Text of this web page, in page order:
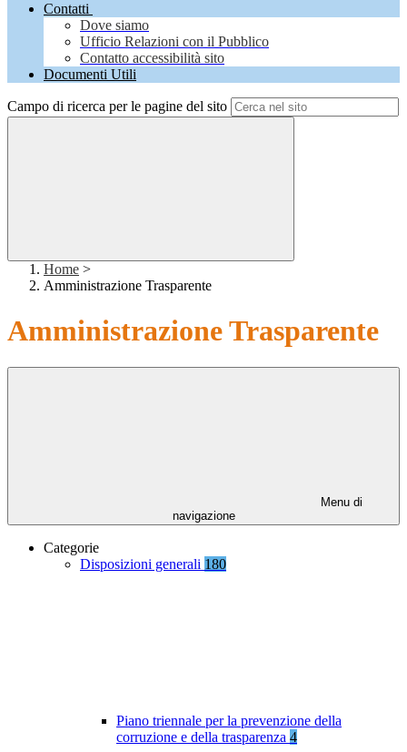
Contatti
Dove siamo
Ufficio Relazioni con il Pubblico
Contatto accessibilità sito
Documenti Utili
Campo di ricerca per le pagine del sito
Home >
Amministrazione Trasparente
Amministrazione Trasparente
Menu di
navigazione
Categorie
Disposizioni generali 180
Piano triennale per la prevenzione della
corruzione e della trasparenza 4